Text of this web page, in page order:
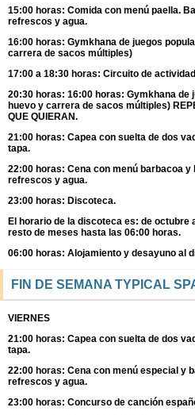
15:00 horas: Comida con menú paella.
refrescos y agua.
16:00 horas: Gymkhana de juegos
carrera de sacos múltiples)
17:00 a 18:30 horas: Circuito de
20:30 horas: 16:00 horas: Gymkhana de
huevo y carrera de sacos múltiples)
QUE QUIERAN.
21:00 horas: Capea con suelta de dos
tapa.
22:00 horas: Cena con menú barbacoa
refrescos y agua.
23:00 horas: Discoteca.
El horario de la discoteca es: de octubre
resto de meses hasta las 06:00 horas.
06:00 horas: Alojamiento y desayuno al
FIN DE SEMANA TYPICAL
VIERNES
21:00 horas: Capea con suelta de dos
tapa.
22:00 horas: Cena con menú especial y
refrescos y agua.
23:00 horas: Concurso de canción